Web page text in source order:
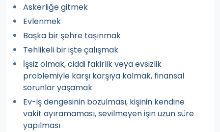
Askerliğe gitmek
Evlenmek
Başka bir şehre taşınmak
Tehlikeli bir işte çalışmak
İşsiz olmak, ciddi fakirlik veya evsizlik
problemiyle karşı karşıya kalmak, finansal
sorunlar yaşamak
Ev-iş dengesinin bozulması, kişinin kendine
vakit ayıramaması, sevilmeyen işin uzun süre
yapılması